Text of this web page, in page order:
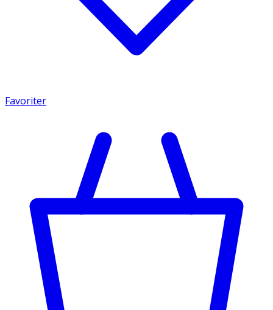
Favoriter